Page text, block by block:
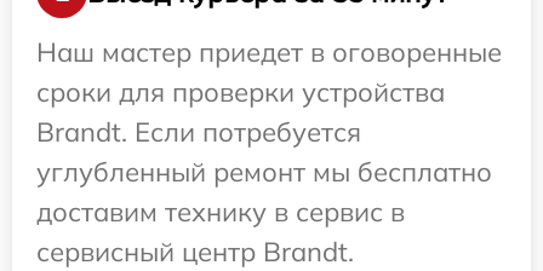
Наш мастер приедет в оговоренные
сроки для проверки устройства
Brandt. Если потребуется
углубленный ремонт мы бесплатно
доставим технику в сервис в
сервисный центр Brandt.